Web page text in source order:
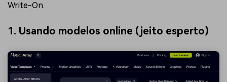
Write-On.
1. Usando modelos online (jeito esperto)